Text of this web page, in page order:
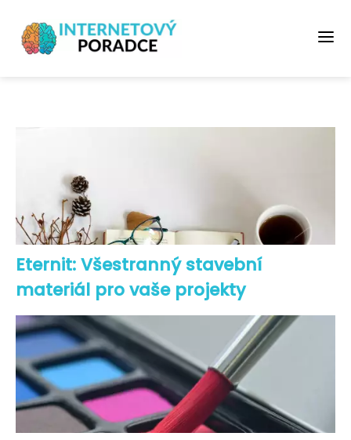
Eternit: Všestranný stavební
materiál pro vaše projekty